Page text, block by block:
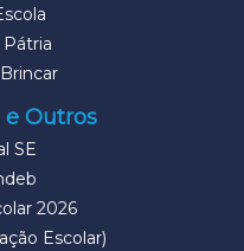
Outros
SE
2026
Escolar)